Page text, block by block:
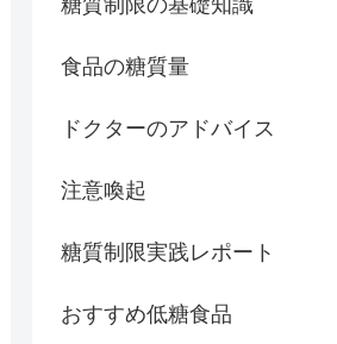
食品の糖質量
ドクターのアドバイス
注意喚起
糖質制限実践レポート
おすすめ低糖食品